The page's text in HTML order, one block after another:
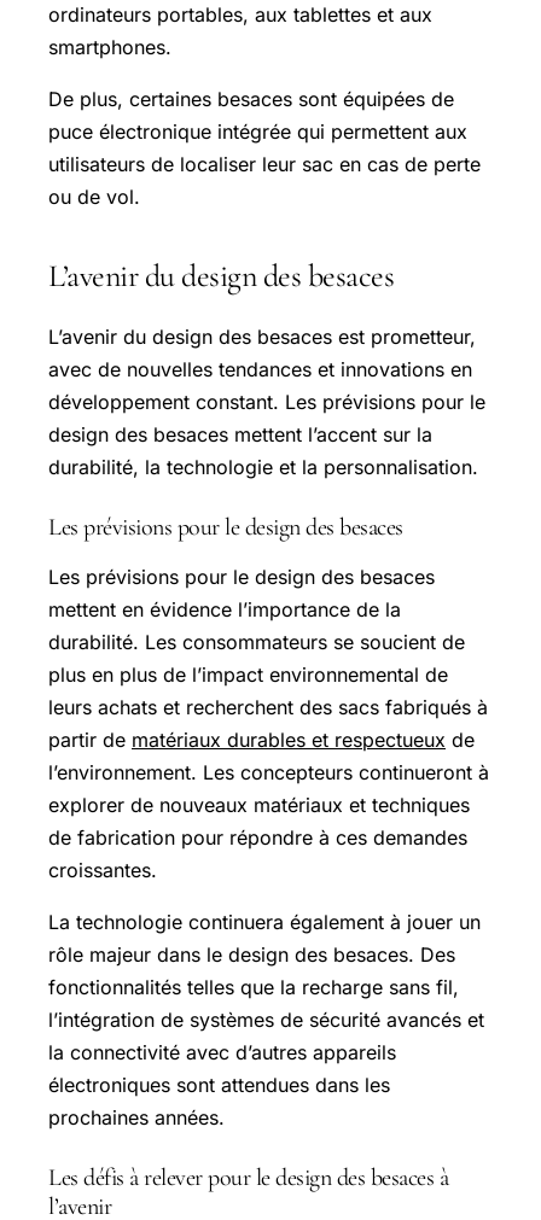
ordinateurs portables, aux tablettes et aux
smartphones.
De plus, certaines besaces sont équipées de
puce électronique intégrée qui permettent aux
utilisateurs de localiser leur sac en cas de perte
ou de vol.
L’avenir du design des besaces
L’avenir du design des besaces est prometteur,
avec de nouvelles tendances et innovations en
développement constant. Les prévisions pour le
design des besaces mettent l’accent sur la
durabilité, la technologie et la personnalisation.
Les prévisions pour le design des besaces
Les prévisions pour le design des besaces
mettent en évidence l’importance de la
durabilité. Les consommateurs se soucient de
plus en plus de l’impact environnemental de
leurs achats et recherchent des sacs fabriqués à
partir de matériaux durables et respectueux de
l’environnement. Les concepteurs continueront à
explorer de nouveaux matériaux et techniques
de fabrication pour répondre à ces demandes
croissantes.
La technologie continuera également à jouer un
rôle majeur dans le design des besaces. Des
fonctionnalités telles que la recharge sans fil,
l’intégration de systèmes de sécurité avancés et
la connectivité avec d’autres appareils
électroniques sont attendues dans les
prochaines années.
Les défis à relever pour le design des besaces à
l’avenir